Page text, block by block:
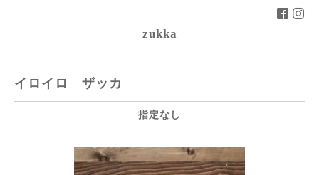
zukka
イロイロ ザッカ
指定なし